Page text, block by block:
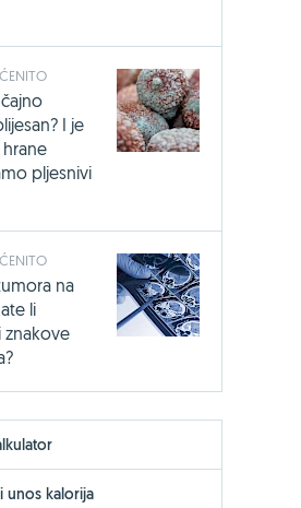
I je
pljesnivi
na
li
znakove
unos kalorija